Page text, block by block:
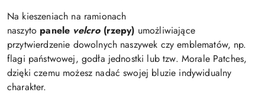
Na kieszeniach na ramionach
naszyto panele velcro(rzepy) umożliwiające
przytwierdzenie dowolnych naszywek czy emblematów, np.
flagi państwowej, godła jednostki lub tzw. Morale Patches,
dzięki czemu możesz nadać swojej bluzie indywidualny
charakter.